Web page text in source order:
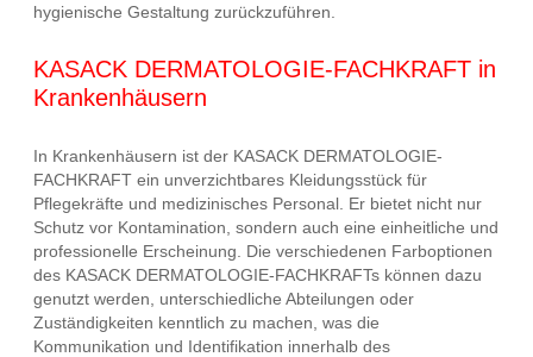
hygienische Gestaltung zurückzuführen.
KASACK DERMATOLOGIE-FACHKRAFT in
Krankenhäusern
In Krankenhäusern ist der KASACK DERMATOLOGIE-
FACHKRAFT ein unverzichtbares Kleidungsstück für
Pflegekräfte und medizinisches Personal. Er bietet nicht nur
Schutz vor Kontamination, sondern auch eine einheitliche und
professionelle Erscheinung. Die verschiedenen Farboptionen
des KASACK DERMATOLOGIE-FACHKRAFTs können dazu
genutzt werden, unterschiedliche Abteilungen oder
Zuständigkeiten kenntlich zu machen, was die
Kommunikation und Identifikation innerhalb des